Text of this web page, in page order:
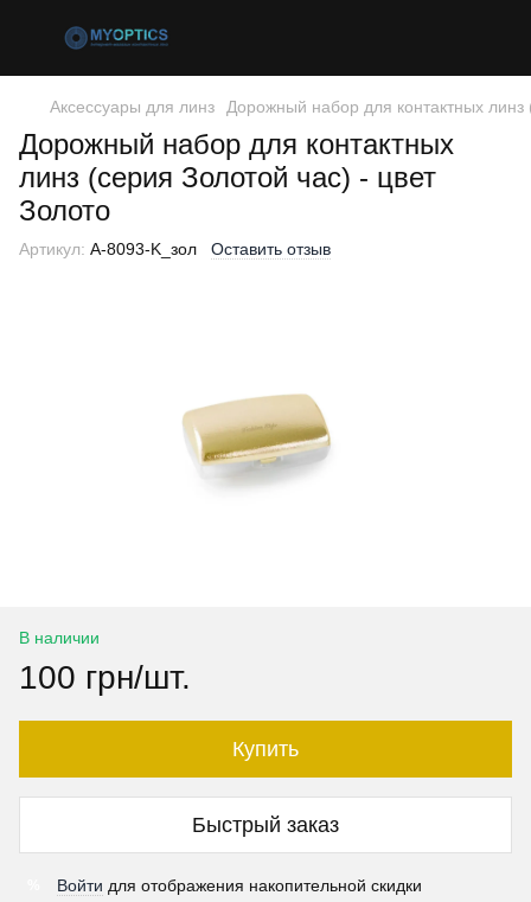
Аксессуары для линз Дорожный набор для контактных
Дорожный набор для контактных
линз (серия Золотой час) - цвет
Золото
Артикул: A-8093-K_зол Оставить отзыв
В наличии
100 грн/шт.
Купить
Быстрый заказ
Войти для отображения накопительной скидки